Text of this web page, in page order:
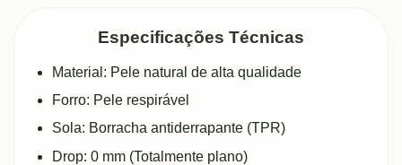
Especificações Técnicas
Material: Pele natural de alta qualidade
Forro: Pele respirável
Sola: Borracha antiderrapante (TPR)
Drop: 0 mm (Totalmente plano)